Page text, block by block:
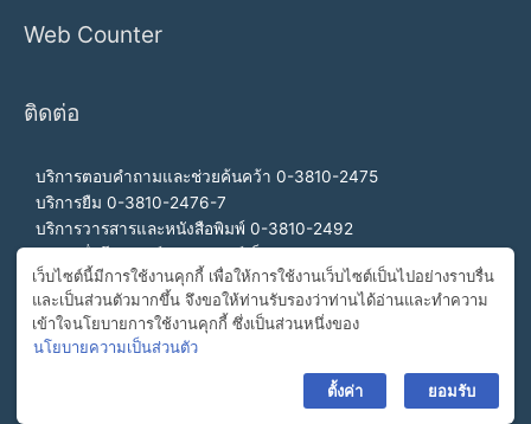
Web Counter
ติดต่อ
บริการตอบคำถามและช่วยค้นคว้า 0-3810-2475
บริการยืม 0-3810-2476-7
บริการวารสารและหนังสือพิมพ์ 0-3810-2492
สำนักงานผู้อำนวยการ 0-3810-2460, 0-3810-2465
สายด่วนผู้อำนวยการ 092-989-2993
อีเมล buulibrary@buu.ac.th
เว็บไซต์นี้มีการใช้งานคุกกี้ เพื่อให้การใช้งานเว็บไซต์เป็นไปอย่างราบรื่น
และเป็นส่วนตัวมากขึ้น จึงขอให้ท่านรับรองว่าท่านได้อ่านและทำความ
เข้าใจนโยบายการใช้งานคุกกี้ ซึ่งเป็นส่วนหนึ่งของ
นโยบายความเป็นส่วนตัว
ตั้งค่า ยอมรับ